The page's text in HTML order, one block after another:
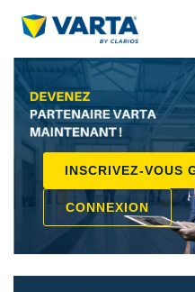
INSCRIVEZ-VOUS
CONNEXION